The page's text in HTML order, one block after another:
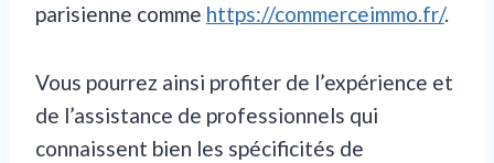
parisienne comme https://commerceimmo.fr/.
Vous pourrez ainsi profiter de l’expérience et
de l’assistance de professionnels qui
connaissent bien les spécificités de